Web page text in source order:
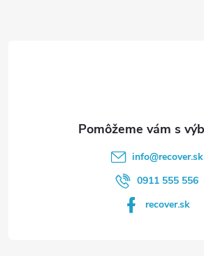
info@recover.sk
0911 555 556
recover.sk